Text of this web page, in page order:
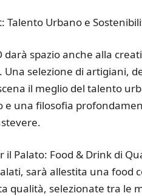
Talento Urbano e
darà spazio anche alla
selezione di artigiani,
il meglio del talento
e una filosofia
il Palato: Food & Drink di
sarà allestita una
qualità, selezionate tra le